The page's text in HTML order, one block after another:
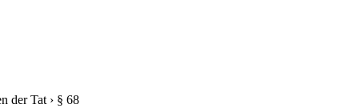
der Tat › § 68